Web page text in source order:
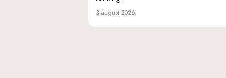
3 august 2026